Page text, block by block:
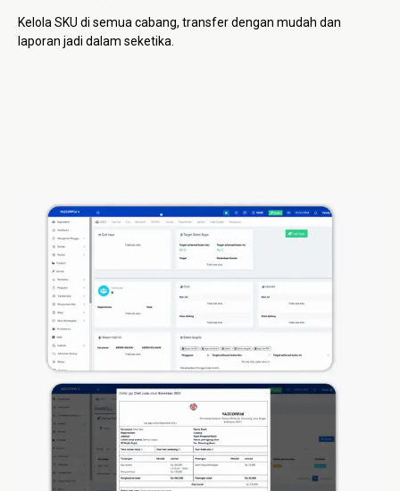
Kelola SKU di semua cabang, transfer dengan mudah dan
laporan jadi dalam seketika.